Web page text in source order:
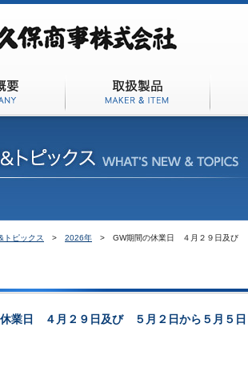
トピックス > 2026年 > GW期間の休業日 ４月２９日及び
業日 ４月２９日及び ５月２日から５月５日